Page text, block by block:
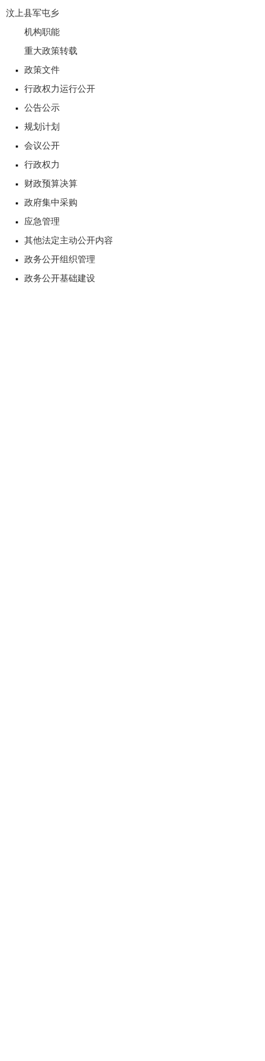
汶上县军屯乡
机构职能
重大政策转载
政策文件
行政权力运行公开
公告公示
规划计划
会议公开
行政权力
财政预算决算
政府集中采购
应急管理
其他法定主动公开内容
政务公开组织管理
政务公开基础建设